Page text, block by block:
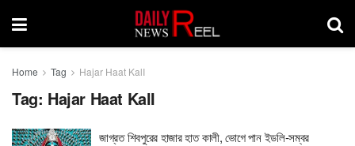
Home Tag Hajar Haat KalI
Tag: Hajar Haat KalI
জাগ্রত শিবপুরের হাজার হাত কালী, ভোগে পান ইডলি-সম্বর